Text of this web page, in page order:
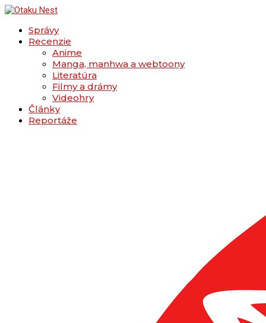
Správy
Recenzie
Anime
Manga, manhwa a webtoony
Literatúra
Filmy a drámy
Videohry
Články
Reportáže